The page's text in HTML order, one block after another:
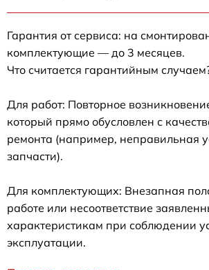
Гарантия от сервиса: на
комплектующие — до 3 месяцев.
Что считается гарантийным
Для работ: Повторное
который прямо обусловлен с
ремонта (например, неправильная
запчасти).
Для комплектующих: Внезапная
работе или несоответствие
характеристикам при соблюдении
эксплуатации.